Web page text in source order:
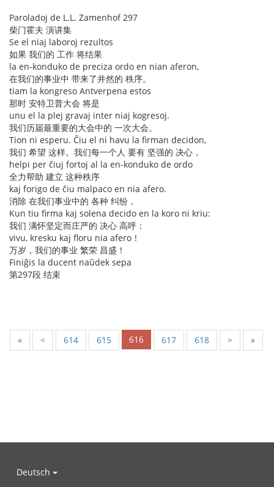
Paroladoj de L.L. Zamenhof 297
柴门霍夫 演讲集
Se el niaj laboroj rezultos
如果 我们的 工作 将结果
la en-konduko de preciza ordo en nian aferon,
在我们的事业中 带来了井然的 秩序。
tiam la kongreso Antverpena estos
那时 安特卫普大会 将是
unu el la plej gravaj inter niaj kogresoj.
我们历届最重要的大会中的 一次大会。
Tion ni esperu. Ĉiu el ni havu la firman decidon,
我们 希望 这样。我们每一个人 要有 坚强的 决心，
helpi per ĉiuj fortoj al la en-konduko de ordo
全力帮助 建立 这种秩序
kaj forigo de ĉiu malpaco en nia afero.
消除 在我们事业中的 各种 纠纷，
Kun tiu firma kaj solena decido en la koro ni kriu:
我们 满怀坚定而庄严的 决心 高呼：
vivu, kresku kaj floru nia afero！
万岁，我们的事业 繁荣 昌盛！
Finiĝis la ducent naŭdek sepa
第297段 结束
« < 614 615 616 617 618 > »
Deutsch